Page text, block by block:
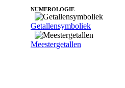
NUMEROLOGIE
Getallensymboliek
Meestergetallen